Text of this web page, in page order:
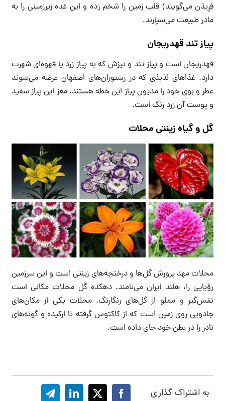
فِرِیدَن می‌گویند) قلب زمین را شخم زده و این غده زیرزمینی را به
مادر طبیعت می‌سپارند.
پیاز تند قهدریجان
قهدریجان است و پیاز تند و تیزش که به پیاز زرد یا قهوه‌ای شهرت
دارد. غذاهای لذیذی که در رستوران‌های اصفهان عرضه می‌شوند
عطر و بوی خود را مدیون پیاز این خطه هستند. مغز این پیاز سفید
و پوست آن زرد رنگ است.
گل و گیاه زینتی محلات
محلات مهد پرورش گل‌ها و درختچه‌های زینتی است و این سرزمین
رؤیایی را، هلند ایران می‌نامند. دهکده گل محلات مکانی است
نفس‌گیر و مملو از گل‌های رنگارنگ. محلات یکی از مکان‌های
جادویی روی زمین است که از کاکتوس گرفته تا ارکیده و گونه‌های
نادر را در بطن خود جای داده است.
به اشتراک گذاری